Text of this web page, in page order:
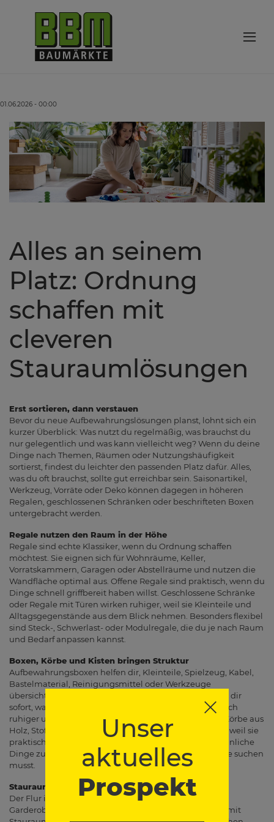
Unser
aktuelles
Prospekt
01.06.2026 - 00:00
Alles an seinem
Platz: Ordnung
schaffen mit
cleveren
Stauraumlösungen
Erst sortieren, dann verstauen
Bevor du neue Aufbewahrungslösungen planst, lohnt sich ein
kurzer Überblick: Was nutzt du regelmäßig, was brauchst du
nur gelegentlich und was kann vielleicht weg? Wenn du deine
Dinge nach Themen, Räumen oder Nutzungshäufigkeit
sortierst, findest du leichter den passenden Platz dafür. Alles,
was du oft brauchst, sollte gut erreichbar sein. Saisonartikel,
Werkzeug, Vorräte oder Deko können dagegen in höheren
Regalen, geschlossenen Schränken oder beschrifteten Boxen
untergebracht werden.
Regale nutzen den Raum in der Höhe
Regale sind echte Klassiker, wenn du Ordnung schaffen
möchtest. Sie eignen sich für Wohnräume, Keller,
Vorratskammern, Garagen oder Abstellräume und nutzen die
Wandfläche optimal aus. Offene Regale sind praktisch, wenn du
Dinge schnell griffbereit haben willst. Geschlossene Schränke
oder Regale mit Türen wirken ruhiger, weil sie Kleinteile und
Alltagsgegenstände aus dem Blick nehmen. Besonders flexibel
sind Steck-, Schwerlast- oder Modulregale, die du je nach Raum
und Bedarf anpassen kannst.
Boxen, Körbe und Kisten bringen Struktur
Aufbewahrungsboxen helfen dir, Kleinteile, Spielzeug, Kabel,
Bastelmaterial, Reinigungsmittel oder Werkzeuge
übersichtlich zu verstauen. Transparente Boxen zeigen dir
sofort, was drin ist. Undurchsichtige Kisten wirken optisch
ruhiger und lassen sich mit Etiketten gut beschriften. Körbe aus
Holz, Stoff oder Kunststoff sind ideal für Wohnbereiche, weil sie
praktisch und dekorativ zugleich sind. Achte darauf, ähnliche
Dinge zusammenzufassen, damit du später nicht lange suchen
musst.
Stauraum im Flur clever planen
Der Flur ist oft klein, wird aber täglich stark genutzt.
Garderobenleisten, Schuhschränke, Haken, Sitzbänke mit